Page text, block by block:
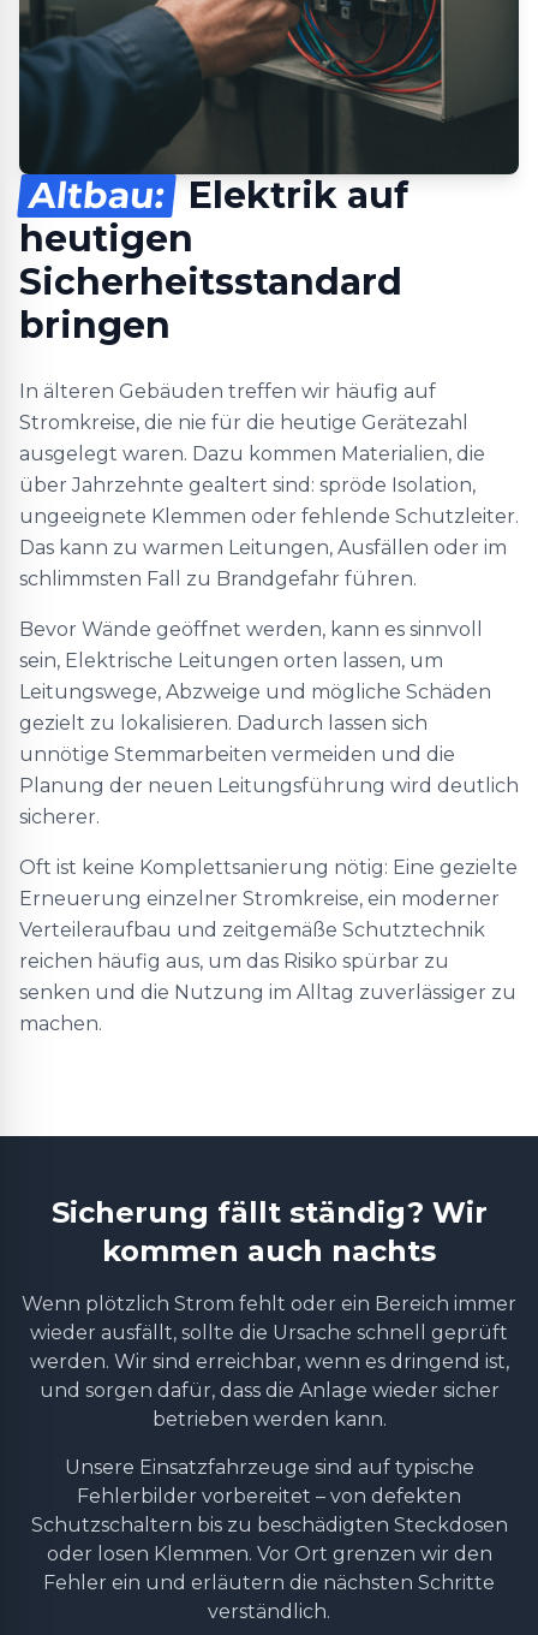
Altbau: Elektrik auf
heutigen
Sicherheitsstandard
bringen
In älteren Gebäuden treffen wir häufig auf
Stromkreise, die nie für die heutige Gerätezahl
ausgelegt waren. Dazu kommen Materialien, die
über Jahrzehnte gealtert sind: spröde Isolation,
ungeeignete Klemmen oder fehlende Schutzleiter.
Das kann zu warmen Leitungen, Ausfällen oder im
schlimmsten Fall zu Brandgefahr führen.
Bevor Wände geöffnet werden, kann es sinnvoll
sein, Elektrische Leitungen orten lassen, um
Leitungswege, Abzweige und mögliche Schäden
gezielt zu lokalisieren. Dadurch lassen sich
unnötige Stemmarbeiten vermeiden und die
Planung der neuen Leitungsführung wird deutlich
sicherer.
Oft ist keine Komplettsanierung nötig: Eine gezielte
Erneuerung einzelner Stromkreise, ein moderner
Verteileraufbau und zeitgemäße Schutztechnik
reichen häufig aus, um das Risiko spürbar zu
senken und die Nutzung im Alltag zuverlässiger zu
machen.
Sicherung fällt ständig? Wir
kommen auch nachts
Wenn plötzlich Strom fehlt oder ein Bereich immer
wieder ausfällt, sollte die Ursache schnell geprüft
werden. Wir sind erreichbar, wenn es dringend ist,
und sorgen dafür, dass die Anlage wieder sicher
betrieben werden kann.
Unsere Einsatzfahrzeuge sind auf typische
Fehlerbilder vorbereitet – von defekten
Schutzschaltern bis zu beschädigten Steckdosen
oder losen Klemmen. Vor Ort grenzen wir den
Fehler ein und erläutern die nächsten Schritte
verständlich.